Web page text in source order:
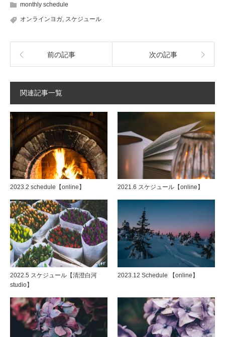
monthly schedule
オンラインヨガ スケジュール
前の記事 次の記事
関連記事一覧
2023.2 schedule【online】 2021.6 スケジュール【online】
2022.5 スケジュール【清澄白河
studio】
2023.12 Schedule 【online】